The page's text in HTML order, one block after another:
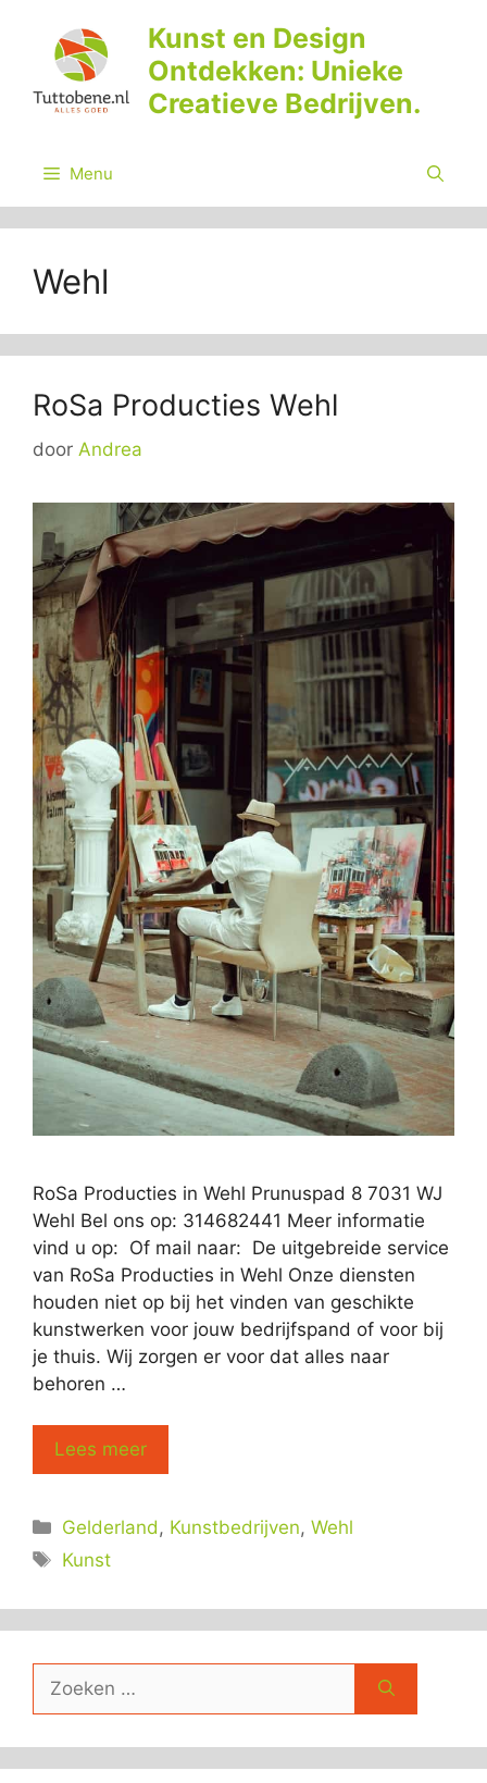
inhoud
Kunst en Design
Ontdekken: Unieke
Creatieve Bedrijven.
Menu
Wehl
RoSa Producties Wehl
door Andrea
RoSa Producties in Wehl Prunuspad 8 7031 WJ
Wehl Bel ons op: 314682441 Meer informatie
vind u op: Of mail naar: De uitgebreide service
van RoSa Producties in Wehl Onze diensten
houden niet op bij het vinden van geschikte
kunstwerken voor jouw bedrijfspand of voor bij
je thuis. Wij zorgen er voor dat alles naar
behoren …
Lees meer
Categorieën
Gelderland, Kunstbedrijven,Wehl
Tags
Kunst
Zoek